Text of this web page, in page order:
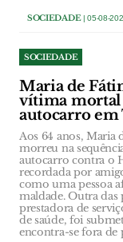
SOCIEDADE| 05-08-
SOCIEDADE
Maria de
vítima mortal
autocarro em
Aos 64 anos, Maria
morreu na
autocarro contra o
recordada por
como uma pessoa
maldade. Outra das
prestadora de
de saúde, foi
encontra-se fora de